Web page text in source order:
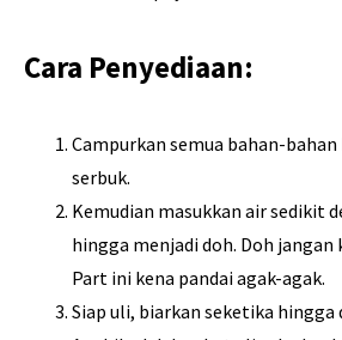
Cara Penyediaan:
Campurkan semua bahan-
serbuk.
Kemudian masukkan air sedikit
hingga menjadi doh. Doh jangan
Part ini kena pandai agak-agak.
Siap uli, biarkan seketika